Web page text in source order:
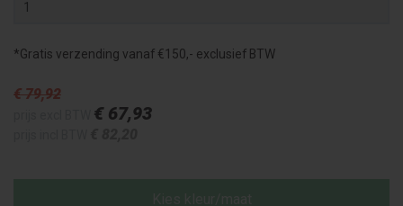
*Gratis verzending vanaf €150,- exclusief BTW
€ 79,92
€ 67,93